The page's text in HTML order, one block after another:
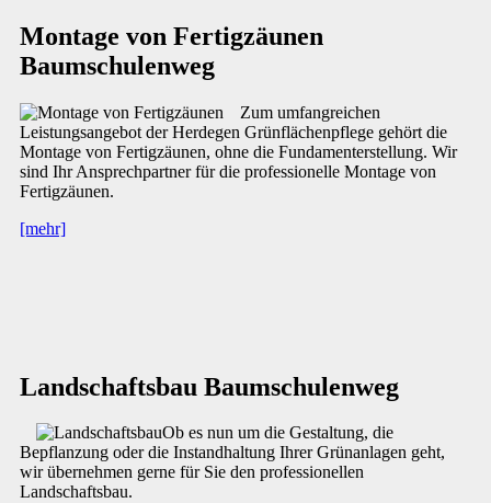
Montage von Fertigzäunen
Baumschulenweg
Zum umfangreichen
Leistungsangebot der Herdegen Grünflächenpflege gehört die
Montage von Fertigzäunen, ohne die Fundamenterstellung. Wir
sind Ihr Ansprechpartner für die professionelle Montage von
Fertigzäunen.
[mehr]
Landschaftsbau Baumschulenweg
Ob es nun um die Gestaltung, die
Bepflanzung oder die Instandhaltung Ihrer Grünanlagen geht,
wir übernehmen gerne für Sie den professionellen
Landschaftsbau.